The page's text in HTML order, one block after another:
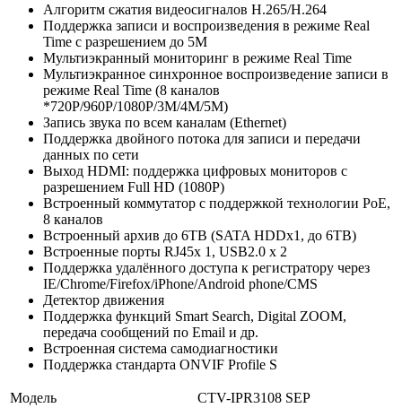
Алгоритм сжатия видеосигналов Н.265/H.264
Поддержка записи и воспроизведения в режиме Real
Time с разрешением до 5М
Мультиэкранный мониторинг в режиме Real Time
Мультиэкранное синхронное воспроизведение записи в
режиме Real Time (8 каналов
*720Р/960P/1080P/3M/4M/5М)
Запись звука по всем каналам (Ethernet)
Поддержка двойного потока для записи и передачи
данных по сети
Выход HDMI: поддержка цифровых мониторов с
разрешением Full HD (1080Р)
Встроенный коммутатор с поддержкой технологии PoE,
8 каналов
Встроенный архив до 6TB (SATA HDDx1, до 6TB)
Встроенные порты RJ45x 1, USB2.0 x 2
Поддержка удалённого доступа к регистратору через
IE/Chrome/Firefox/iPhone/Android phone/CMS
Детектор движения
Поддержка функций Smart Search, Digital ZOOM,
передача сообщений по Email и др.
Встроенная система самодиагностики
Поддержка стандарта ONVIF Profile S
Модель
CTV-IPR3108 SEP